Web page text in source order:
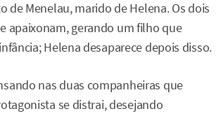
de Menelau, marido de Helena. Os dois
apaixonam, gerando um filho que
Helena desaparece depois disso.
nas duas companheiras que
se distrai, desejando